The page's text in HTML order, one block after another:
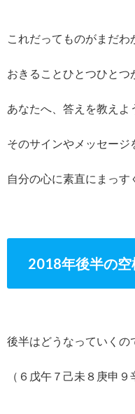
これだってものがまだわ
おきることひとつひとつ
あなたへ、答えを教えよ
そのサインやメッセージ
自分の心に素直にまっす
2018年後半の空
後半はどうなっていくの
（６戊午７己未８庚申